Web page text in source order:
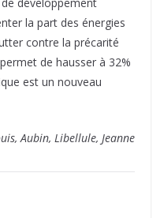
la part des énergies
contre la précarité
de hausser à 32%
est un nouveau
Aubin, Libellule, Jeanne